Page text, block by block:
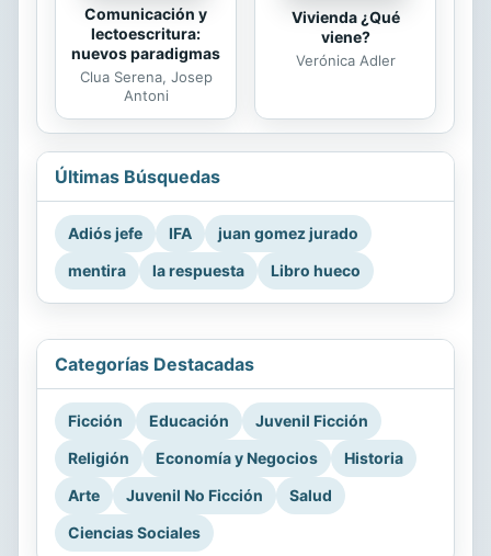
Comunicación y
lectoescritura:
nuevos paradigmas
Clua Serena, Josep
Antoni
Vivienda ¿Qué
viene?
Verónica Adler
Últimas Búsquedas
Adiós jefe IFA
juan gomez jurado
mentira
la respuesta Libro hueco
Categorías Destacadas
Ficción Educación
Juvenil Ficción
Religión
Economía y Negocios
Historia
Arte
Juvenil No Ficción
Salud
Ciencias Sociales